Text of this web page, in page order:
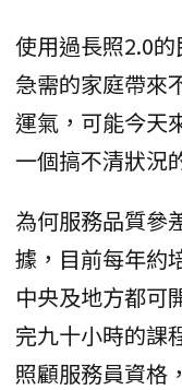
使用過長照2.0
急需的家庭帶來
運氣，可能今天
一個搞不清狀況
為何服務品質參
據，目前每年約
中央及地方都可
完九十小時的課
照顧服務員資格